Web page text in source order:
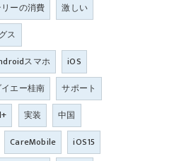
ーの消費
激しい
ス
スマホ
iOS
エー桂南
サポート
実装
中国
CareMobile
iOS15